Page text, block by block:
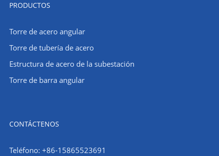
PRODUCTOS
Torre de acero angular
Torre de tubería de acero
Estructura de acero de la subestación
Torre de barra angular
CONTÁCTENOS
Teléfono: +86-15865523691